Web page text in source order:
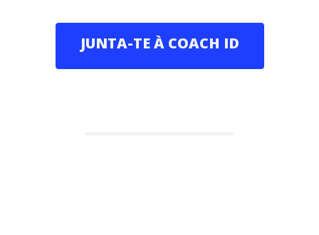
JUNTA-TE À COACH ID